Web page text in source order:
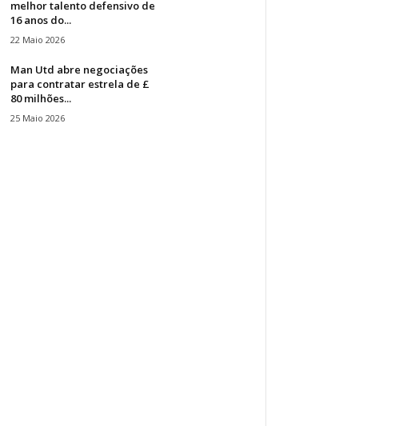
melhor talento defensivo de
16 anos do...
22 Maio 2026
Man Utd abre negociações
para contratar estrela de £
80 milhões...
25 Maio 2026